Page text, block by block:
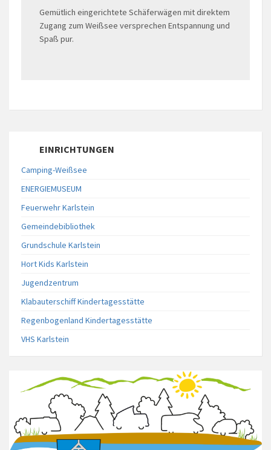
Gemütlich eingerichtete Schäferwägen mit direktem
Zugang zum Weißsee versprechen Entspannung und
Spaß pur.
EINRICHTUNGEN
Camping-Weißsee
ENERGIEMUSEUM
Feuerwehr Karlstein
Gemeindebibliothek
Grundschule Karlstein
Hort Kids Karlstein
Jugendzentrum
Klabauterschiff Kindertagesstätte
Regenbogenland Kindertagesstätte
VHS Karlstein